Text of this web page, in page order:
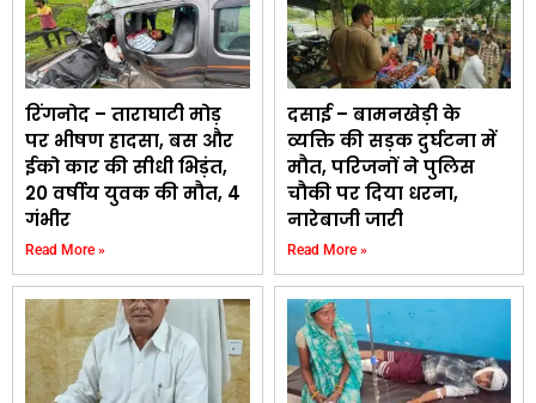
रिंगनोद – ताराघाटी मोड़
पर भीषण हादसा, बस और
ईको कार की सीधी भिड़ंत,
20 वर्षीय युवक की मौत, 4
गंभीर
Read More »
दसाई – बामनखेड़ी के
व्यक्ति की सड़क दुर्घटना में
मौत, परिजनों ने पुलिस
चौकी पर दिया धरना,
नारेबाजी जारी
Read More »